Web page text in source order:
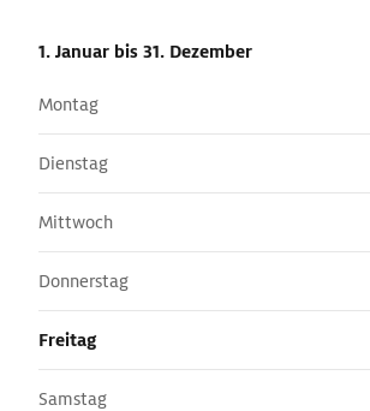
1. Januar bis 31. Dezember
Montag
Dienstag
Mittwoch
Donnerstag
Freitag
Samstag